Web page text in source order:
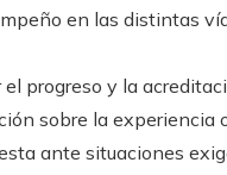
en las distintas
el progreso y la
sobre la experiencia
ante situaciones